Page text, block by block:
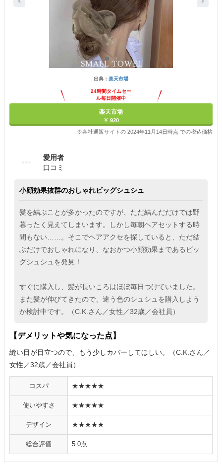
出典： 楽天市場
24時間タイムセー
ル毎日開催中
楽天市場
￥ 920
※各社通販サイトの 2024年11月14日時点 での税込価格
愛用者
口コミ
小顔効果抜群のおしゃれビッグシュシュ
髪を結ぶことが多かったのですが、ただ結んだだけでは野
暮ったく見えてしまいます。しかし毎朝ヘアセットする時
間もない……。そこでヘアアクセを探していると、ただ結
ぶだけでおしゃれになり、なおかつ小顔効果まであるビッ
グシュシュを発見！
すぐに購入し、髪が長いころはほぼ毎日つけていました。
また髪が伸びてきたので、違う色のシュシュを購入しよう
か検討中です。（C.K.さん／女性／32歳／会社員）
【デメリットや気になった点】
縫い目が目立つので、もう少しカバーしてほしい。（C.K.さん／
女性／32歳／会社員）
コスパ ★★★★★
使いやすさ ★★★★★
デザイン ★★★★★
総合評価 5.0点